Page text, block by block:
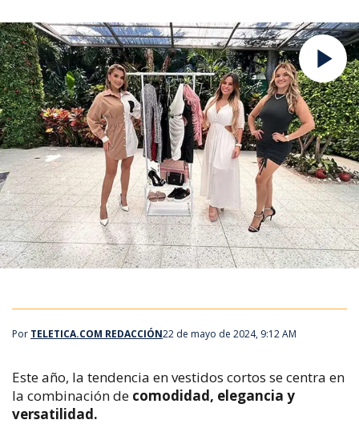
Por TELETICA.COM REDACCIÓN22 de mayo de 2024, 9:12 AM
Este año, la tendencia en vestidos cortos se centra en
la combinación de comodidad, elegancia y
versatilidad.